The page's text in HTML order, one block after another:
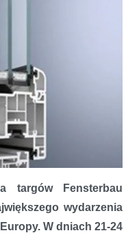
targów Fensterbau
wydarzenia
W dniach 21-24